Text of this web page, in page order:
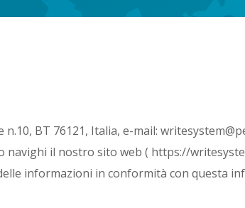
BT 76121, Italia, e-mail:
navighi il nostro sito web ( https://
informazioni in conformità con questa